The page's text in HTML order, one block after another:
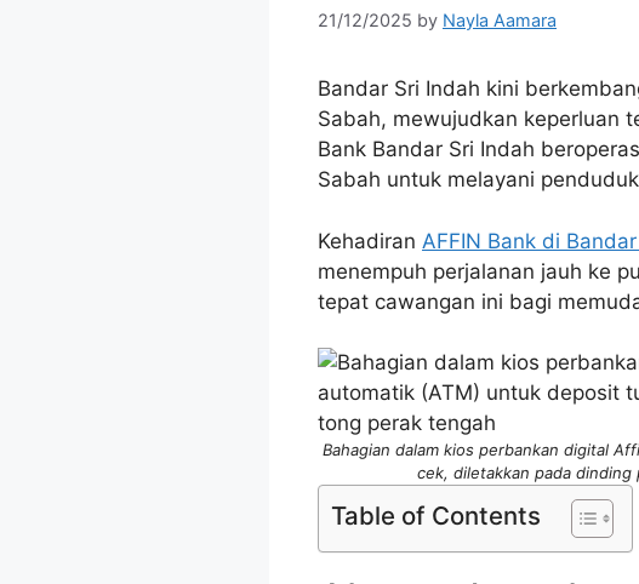
21/12/2025 by Nayla Aamara
Bandar Sri Indah kini
Sabah, mewujudkan keperluan
Bank Bandar Sri Indah
Sabah untuk melayani
Kehadiran AFFIN Bank di
menempuh perjalanan jauh ke
tepat cawangan ini bagi
Bahagian dalam kios perbankan digital
cek, diletakkan pada
Table of Contents